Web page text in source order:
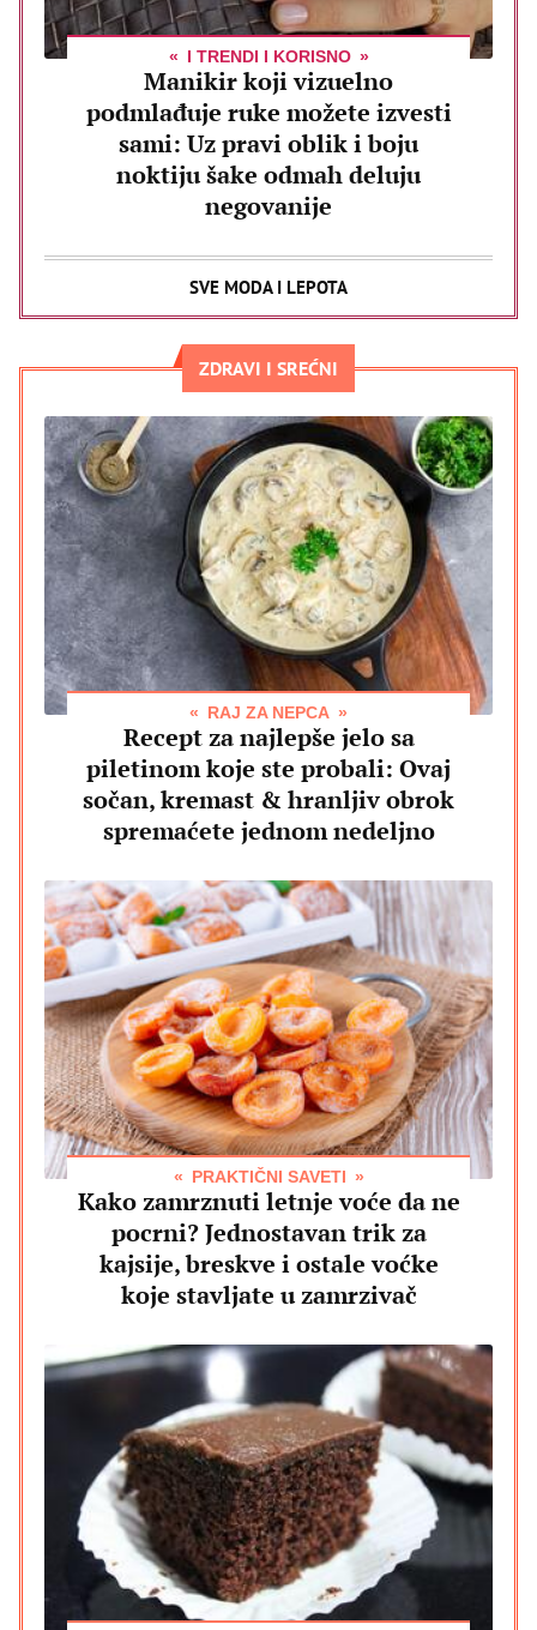
I TRENDI I KORISNO
Manikir koji vizuelno
podmlađuje ruke možete izvesti
sami: Uz pravi oblik i boju
noktiju šake odmah deluju
negovanije
SVE MODA I LEPOTA
ZDRAVI I SREĆNI
RAJ ZA NEPCA
Recept za najlepše jelo sa
piletinom koje ste probali: Ovaj
sočan, kremast & hranljiv obrok
spremaćete jednom nedeljno
PRAKTIČNI SAVETI
Kako zamrznuti letnje voće da ne
pocrni? Jednostavan trik za
kajsije, breskve i ostale voćke
koje stavljate u zamrzivač